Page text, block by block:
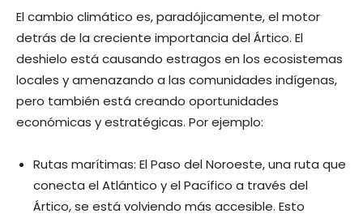
El cambio climático es, paradójicamente, el motor
detrás de la creciente importancia del Ártico. El
deshielo está causando estragos en los ecosistemas
locales y amenazando a las comunidades indígenas,
pero también está creando oportunidades
económicas y estratégicas. Por ejemplo:
Rutas marítimas: El Paso del Noroeste, una ruta que
conecta el Atlántico y el Pacífico a través del
Ártico, se está volviendo más accesible. Esto